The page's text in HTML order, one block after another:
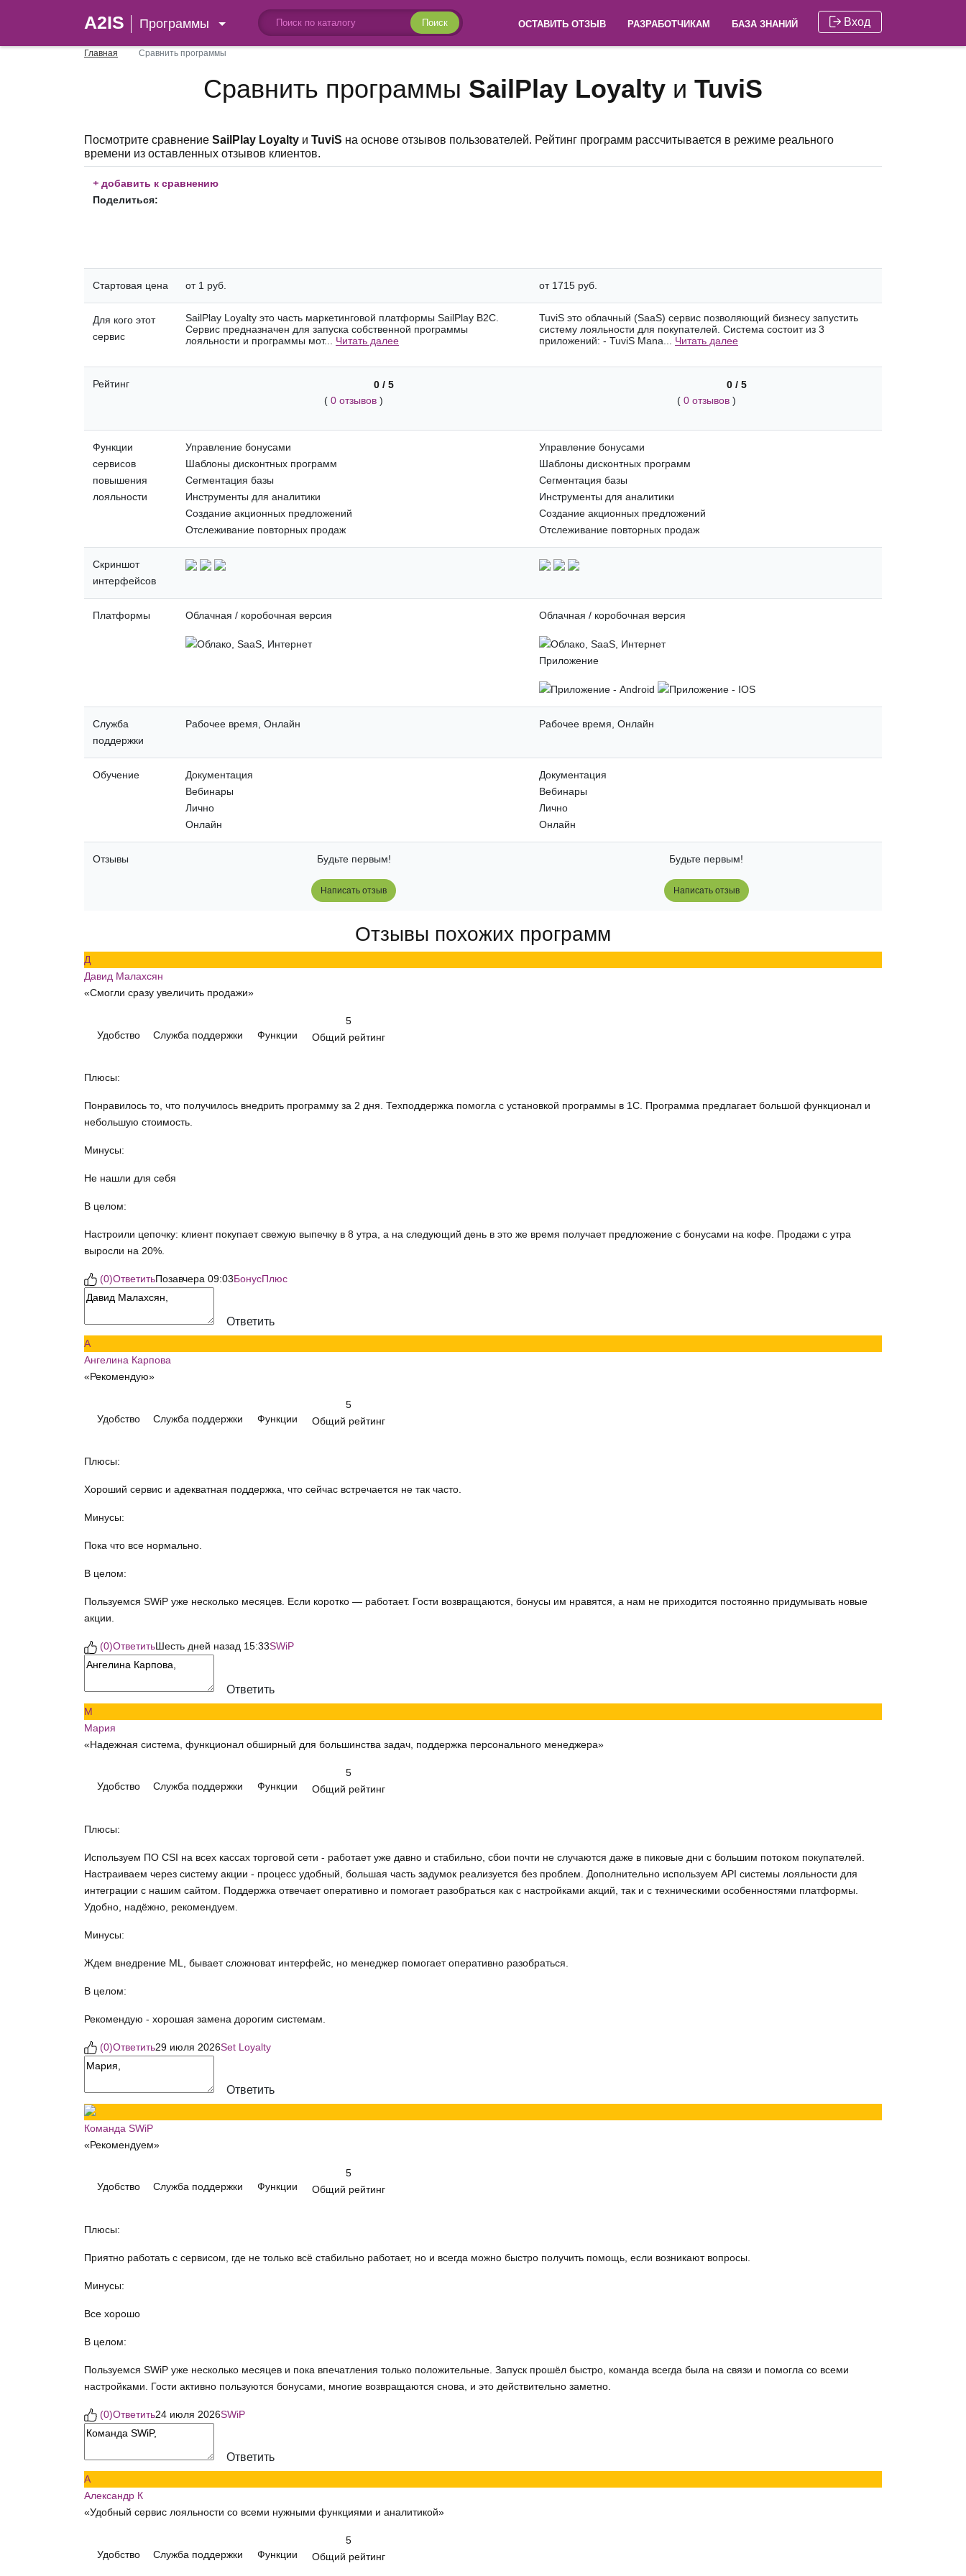
A2IS Программы ОСТАВИТЬ ОТЗЫВ РАЗРАБОТЧИКАМ БАЗА ЗНАНИЙ
Поиск Вход
Главная Сравнить программы
Сравнить программы SailPlay Loyalty и TuviS
Посмотрите сравнение SailPlay Loyalty и TuviS на основе отзывов пользователей. Рейтинг программ рассчитывается в режиме реального
времени из оставленных отзывов клиентов.
+ добавить к сравнению
Поделиться:
Стартовая цена от 1 руб. от 1715 руб.
Для кого этот
сервис
SailPlay Loyalty это часть маркетинговой платформы SailPlay B2C.
Сервис предназначен для запуска собственной программы
лояльности и программы мот... Читать далее
TuviS это облачный (SaaS) сервис позволяющий бизнесу запустить
систему лояльности для покупателей. Система состоит из 3
приложений: - TuviS Mana... Читать далее
Рейтинг
0 / 5
( 0 отзывов )
0 / 5
( 0 отзывов)
Функции
сервисов
повышения
лояльности
Управление бонусами
Шаблоны дисконтных программ
Сегментация базы
Инструменты для аналитики
Создание акционных предложений
Отслеживание повторных продаж
Управление бонусами
Шаблоны дисконтных программ
Сегментация базы
Инструменты для аналитики
Создание акционных предложений
Отслеживание повторных продаж
Скриншот
интерфейсов
Платформы Облачная / коробочная версия Облачная / коробочная версия
Приложение
Служба
поддержки
Рабочее время, Онлайн Рабочее время, Онлайн
Обучение
Документация
Вебинары
Лично
Онлайн
Документация
Вебинары
Лично
Онлайн
Отзывы Будьте первым!
Написать отзыв
Будьте первым!
Написать отзыв
Отзывы похожих программ
Д
Давид Малахсян
«Смогли сразу увеличить продажи»
Удобство Служба поддержки Функции
5
Общий рейтинг
Плюсы:
Понравилось то, что получилось внедрить программу за 2 дня. Техподдержка помогла с установкой программы в 1С. Программа предлагает большой функционал и
небольшую стоимость.
Минусы:
Не нашли для себя
В целом:
Настроили цепочку: клиент покупает свежую выпечку в 8 утра, а на следующий день в это же время получает предложение с бонусами на кофе. Продажи с утра
выросли на 20%.
(0)ОтветитьПозавчера 09:03БонусПлюс
Ответить
А
Ангелина Карпова
«Рекомендую»
Удобство Служба поддержки Функции
5
Общий рейтинг
Плюсы:
Хороший сервис и адекватная поддержка, что сейчас встречается не так часто.
Минусы:
Пока что все нормально.
В целом:
Пользуемся SWiP уже несколько месяцев. Если коротко — работает. Гости возвращаются, бонусы им нравятся, а нам не приходится постоянно придумывать новые
акции.
(0)ОтветитьШесть дней назад 15:33SWiP
Ответить
М
Мария
«Надежная система, функционал обширный для большинства задач, поддержка персонального менеджера»
Удобство Служба поддержки Функции
5
Общий рейтинг
Плюсы:
Используем ПО CSI на всех кассах торговой сети - работает уже давно и стабильно, сбои почти не случаются даже в пиковые дни с большим потоком покупателей.
Настраиваем через систему акции - процесс удобный, большая часть задумок реализуется без проблем. Дополнительно используем API системы лояльности для
интеграции с нашим сайтом. Поддержка отвечает оперативно и помогает разобраться как с настройками акций, так и с техническими особенностями платформы.
Удобно, надёжно, рекомендуем.
Минусы:
Ждем внедрение ML, бывает сложноват интерфейс, но менеджер помогает оперативно разобраться.
В целом:
Рекомендую - хорошая замена дорогим системам.
(0)Ответить29 июля 2026Set Loyalty
Ответить
Команда SWiP
«Рекомендуем»
Удобство Служба поддержки Функции
5
Общий рейтинг
Плюсы:
Приятно работать с сервисом, где не только всё стабильно работает, но и всегда можно быстро получить помощь, если возникают вопросы.
Минусы:
Все хорошо
В целом:
Пользуемся SWiP уже несколько месяцев и пока впечатления только положительные. Запуск прошёл быстро, команда всегда была на связи и помогла со всеми
настройками. Гости активно пользуются бонусами, многие возвращаются снова, и это действительно заметно.
(0)Ответить24 июля 2026SWiP
Ответить
А
Александр К
«Удобный сервис лояльности со всеми нужными функциями и аналитикой»
Удобство Служба поддержки Функции
5
Общий рейтинг